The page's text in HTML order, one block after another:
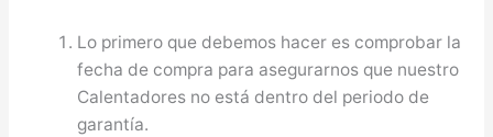
Lo primero que debemos hacer es comprobar la
fecha de compra para asegurarnos que nuestro
Calentadores no está dentro del periodo de
garantía.